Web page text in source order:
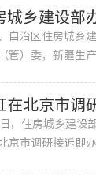
自治区住房城乡
管）委，新疆生
，住房城乡建设
京市调研接诉